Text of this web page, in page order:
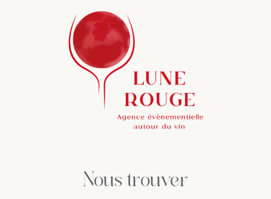
Nous trouver